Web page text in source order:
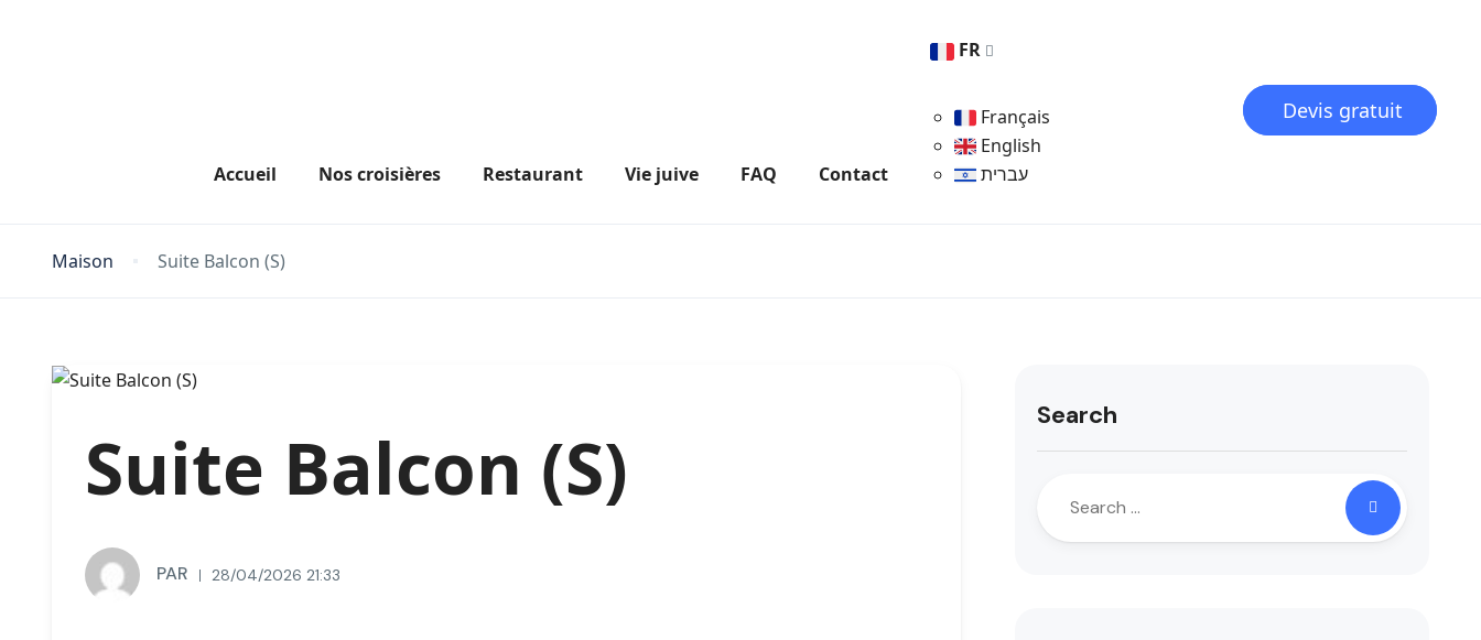
Accueil Nos croisières Restaurant Vie juive FAQ Contact
FR
Français
English
עברית
Devis gratuit
Maison Suite Balcon (S)
Suite Balcon (S)
PAR 28/04/2026 21:33
Search